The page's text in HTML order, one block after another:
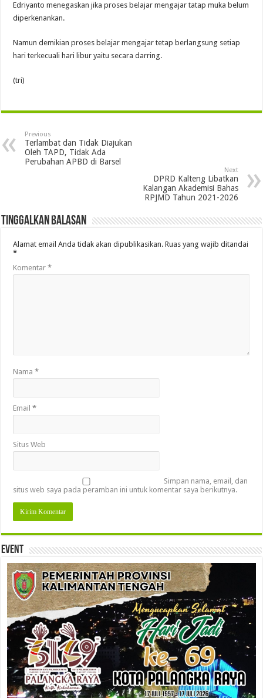
Edriyanto menegaskan jika proses belajar mengajar tatap muka belum
diperkenankan.
Namun demikian proses belajar mengajar tetap berlangsung setiap
hari terkecuali hari libur yaitu secara darring.
(tri)
Previous
Terlambat dan Tidak Diajukan
Oleh TAPD, Tidak Ada
Perubahan APBD di Barsel
Next
DPRD Kalteng Libatkan
Kalangan Akademisi Bahas
RPJMD Tahun 2021-2026
Tinggalkan Balasan
Alamat email Anda tidak akan dipublikasikan. Ruas yang wajib ditandai
*
Komentar*
Nama*
Email*
Situs Web
Simpan nama, email, dan
situs web saya pada peramban ini untuk komentar saya berikutnya.
Event